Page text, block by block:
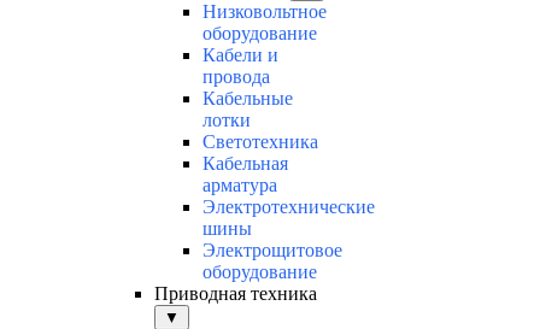
Низковольтное
оборудование
Кабели и
провода
Кабельные
лотки
Светотехника
Кабельная
арматура
Электротехнические
шины
Электрощитовое
оборудование
Приводная техника
▼